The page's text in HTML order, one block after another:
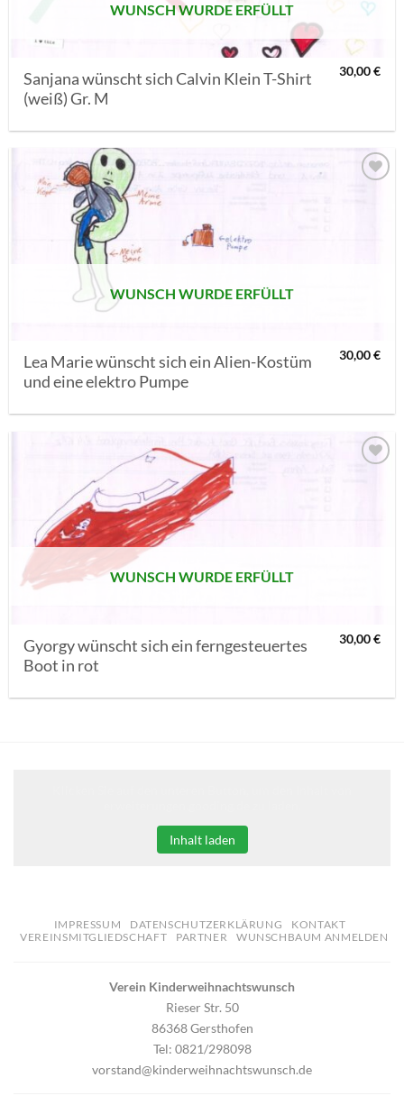
WUNSCH WURDE ERFÜLLT
Sanjana wünscht sich Calvin Klein T-Shirt
(weiß) Gr. M
30,00€
WUNSCH WURDE ERFÜLLT
Lea Marie wünscht sich ein Alien-Kostüm
und eine elektro Pumpe
30,00€
WUNSCH WURDE ERFÜLLT
Gyorgy wünscht sich ein ferngesteuertes
Boot in rot
30,00€
Inhalt laden
IMPRESSUM DATENSCHUTZERKLÄRUNG
KONTAKT
VEREINSMITGLIEDSCHAFT
PARTNER WUNSCHBAUM ANMELDEN
Verein Kinderweihnachtswunsch
Rieser Str. 50
86368 Gersthofen
Tel: 0821/298098
vorstand@kinderweihnachtswunsch.de